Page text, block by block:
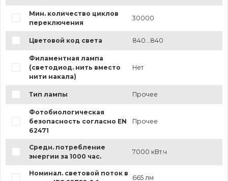
Мин. количество циклов
переключения
30000
Цветовой код света 840...840
Филаментная лампа
(светодиод. нить вместо
нити накала)
Нет
Тип лампы Прочее
Фотобиологическая
безопасность согласно EN
62471
Прочее
Средн. потребление
энергии за 1000 час.
7000 кВт.ч
Номинал. световой поток в
665 лм